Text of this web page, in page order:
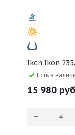
Ikon Ikon
Есть в
15 980